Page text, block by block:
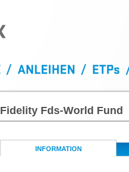
Fidelity Fds-World Fund
INFORMATION